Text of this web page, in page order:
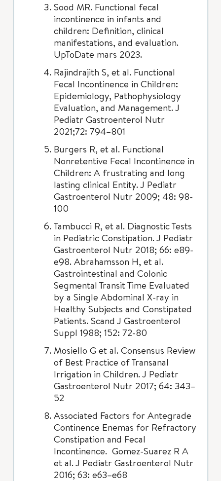
Sood MR. Functional fecal
incontinence in infants and
children: Definition, clinical
manifestations, and evaluation.
UpToDate mars 2023.
Rajindrajith S, et al. Functional
Fecal Incontinence in Children:
Epidemiology, Pathophysiology
Evaluation, and Management. J
Pediatr Gastroenterol Nutr
2021;72: 794–801
Burgers R, et al. Functional
Nonretentive Fecal Incontinence in
Children: A frustrating and long
lasting clinical Entity. J Pediatr
Gastroenterol Nutr 2009; 48: 98-
100
Tambucci R, et al. Diagnostic Tests
in Pediatric Constipation. J Pediatr
Gastroenterol Nutr 2018; 66: e89-
e98. Abrahamsson H, et al.
Gastrointestinal and Colonic
Segmental Transit Time Evaluated
by a Single Abdominal X-ray in
Healthy Subjects and Constipated
Patients. Scand J Gastroenterol
Suppl 1988; 152: 72-80
Mosiello G et al. Consensus Review
of Best Practice of Transanal
Irrigation in Children. J Pediatr
Gastroenterol Nutr 2017; 64: 343–
52
Associated Factors for Antegrade
Continence Enemas for Refractory
Constipation and Fecal
Incontinence. Gomez-Suarez R A
et al. J Pediatr Gastroenterol Nutr
2016; 63: e63–e68